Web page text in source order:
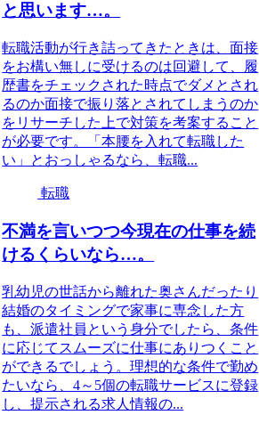
と思います…。
転職活動が行き詰ってきたときは、面接
をお構い無しに受けるのは回避して、履
歴書をチェックされた時点でダメとされ
るのか面接で振り落とされてしまうのか
をリサーチした上で対策を考案すること
が必要です。「本腰を入れて転職した
い」とおっしゃるなら、転職...
転職
不満を言いつつ今現在の仕事を続
けるくらいなら…。
乳幼児の世話から離れた奥さんだったり
結婚のタイミングで家事に専念した方
も、派遣社員という身分でしたら、条件
に応じてスムーズに仕事にありつくこと
ができるでしょう。理想的な条件で勤め
たいなら、4～5個の転職サービスに登録
し、提示される求人情報の...